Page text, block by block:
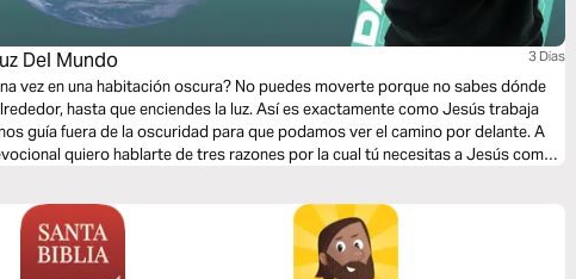
Del Mundo 3 Dias
vez en una habitación oscura? No puedes moverte porque no sabes dónde
hasta que enciendes la luz. Así es exactamente como Jesús trabaja
guía fuera de la oscuridad para que podamos ver el camino por delante. A
quiero hablarte de tres razones por la cual tú necesitas a Jesús como